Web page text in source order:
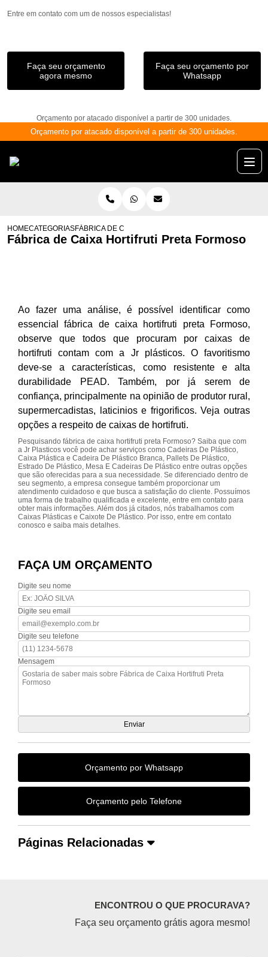
Entre em contato com um de nossos especialistas!
Faça seu orçamento
agora mesmo
Faça seu orçamento por
Whatsapp
Orçamento por atacado disponível a partir de 300 unidades.
Orçamento por atacado disponível a partir de 300 unidades.
HOMECATEGORIASFÁBRICA DE CAIXA HORTIFRUTI PRETA FORMOSO
Fábrica de Caixa Hortifruti Preta Formoso
Ao fazer uma análise, é possível identificar como
essencial fábrica de caixa hortifruti preta Formoso,
observe que todos que procuram por caixas de
hortifruti contam com a Jr plásticos. O favoritismo
deve-se a características, como resistente e alta
durabilidade PEAD. Também, por já serem de
confiança, principalmente na opinião de produtor rural,
supermercadistas, laticinios e frigorificos. Veja outras
opções a respeito de caixas de hortifruti.
Pesquisando fábrica de caixa hortifruti preta Formoso? Saiba que com
a Jr Plasticos você pode achar serviços como Cadeiras De Plástico,
Caixa Plástica e Cadeira De Plástico Branca, Pallets De Plástico,
Estrado De Plástico, Mesa E Cadeiras De Plástico entre outras opções
que são oferecidas para a sua necessidade. Se diferenciado dentro de
seu segmento, a empresa consegue também proporcionar um
atendimento cuidadoso e que busca a satisfação do cliente. Possuímos
uma forma de trabalho qualificada e excelente, entre em contato para
obter mais informações. Além dos já citados, nós trabalhamos com
Caixas Plásticas e Caixote De Plástico. Por isso, entre em contato
conosco e saiba mais detalhes.
FAÇA UM ORÇAMENTO
Digite seu nome
Digite seu email
Digite seu telefone
Mensagem
Orçamento por Whatsapp
Orçamento pelo Telefone
Páginas Relacionadas
ENCONTROU O QUE PROCURAVA?
Faça seu orçamento grátis agora mesmo!